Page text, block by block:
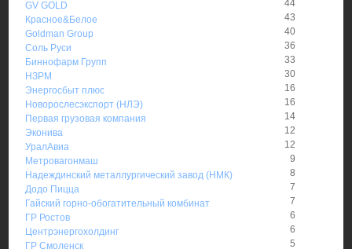
GV GOLD
44
Красное&Белое
43
Goldman Group
40
Соль Руси
36
Биннофарм Групп
33
НЗРМ
30
Энергосбыт плюс
16
Новорослесэкспорт (НЛЭ)
16
Первая грузовая компания
14
Эконива
12
УралАвиа
12
Метровагонмаш
9
Надеждинский металлургический завод (НМК)
8
Додо Пицца
7
Гайский горно-обогатительный комбинат
7
ГР Ростов
6
Центрэнергохолдинг
6
ГР Смоленск
5